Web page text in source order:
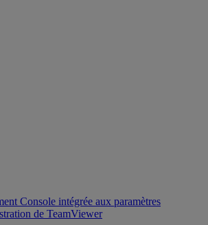
Console intégrée aux paramètres
de TeamViewer